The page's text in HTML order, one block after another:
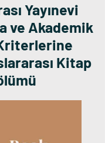
Yayınevi
ve Akademik
Kitap